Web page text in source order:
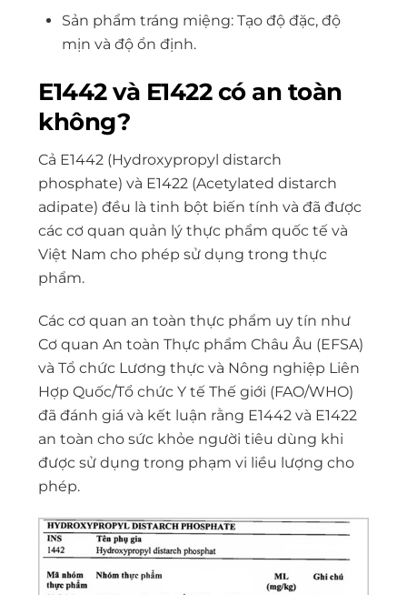
Sản phẩm tráng miệng: Tạo độ đặc, độ
mịn và độ ổn định.
E1442 và E1422 có an toàn
không?
Cả E1442 (Hydroxypropyl distarch
phosphate) và E1422 (Acetylated distarch
adipate) đều là tinh bột biến tính và đã được
các cơ quan quản lý thực phẩm quốc tế và
Việt Nam cho phép sử dụng trong thực
phẩm.
Các cơ quan an toàn thực phẩm uy tín như
Cơ quan An toàn Thực phẩm Châu Âu (EFSA)
và Tổ chức Lương thực và Nông nghiệp Liên
Hợp Quốc/Tổ chức Y tế Thế giới (FAO/WHO)
đã đánh giá và kết luận rằng E1442 và E1422
an toàn cho sức khỏe người tiêu dùng khi
được sử dụng trong phạm vi liều lượng cho
phép.